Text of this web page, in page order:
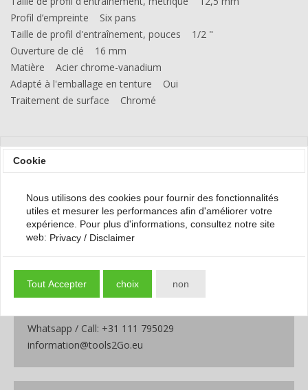
Profil d’empreinte Six pans
Taille de profil d'entraînement, pouces 1/2 "
Ouverture de clé 16 mm
Matière Acier chrome-vanadium
Adapté à l'emballage en tenture Oui
Traitement de surface Chromé
Contactez
Donkereweg 15
4317 NK Schuddebeurs
Whatsapp / Call: +31 111 795029
information@tools2Go.eu
Cookie
Nous utilisons des cookies pour fournir des fonctionnalités
utiles et mesurer les performances afin d'améliorer votre
expérience. Pour plus d'informations, consultez notre site
web: Privacy / Disclaimer
Tout Accepter choix non